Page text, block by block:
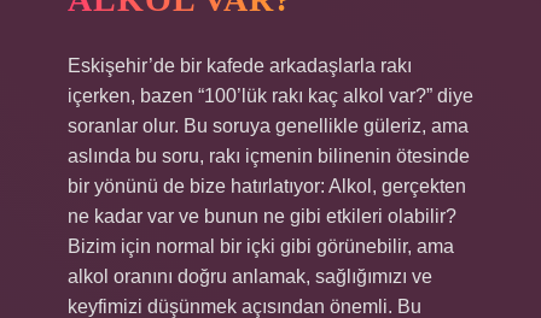
Eskişehir’de bir kafede arkadaşlarla rakı
içerken, bazen “100’lük rakı kaç alkol var?” diye
soranlar olur. Bu soruya genellikle güleriz, ama
aslında bu soru, rakı içmenin bilinenin ötesinde
bir yönünü de bize hatırlatıyor: Alkol, gerçekten
ne kadar var ve bunun ne gibi etkileri olabilir?
Bizim için normal bir içki gibi görünebilir, ama
alkol oranını doğru anlamak, sağlığımızı ve
keyfimizi düşünmek açısından önemli. Bu